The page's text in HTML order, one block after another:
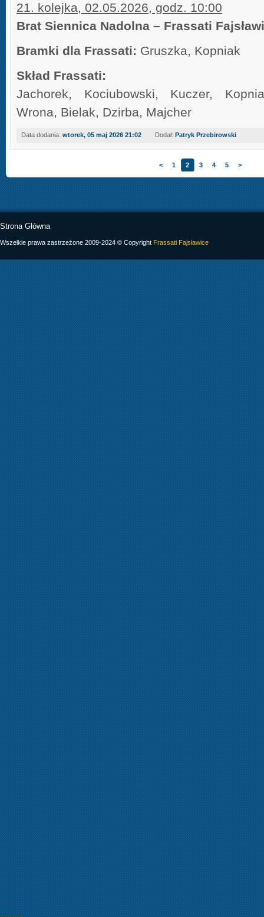
21. kolejka, 02.05.2026, godz. 10:00
Brat Siennica Nadolna – Frassati
Bramki dla Frassati: Gruszka, Kopniak
Skład Frassati:
Jachorek, Kociubowski, Kuczer,
Wrona, Bielak, Dzirba, Majcher
Data dodania: wtorek, 05 maj 2026 21:02 Dodał: Patryk Przebirowski
< 1 2 3 4 5 >
Strona Główna
Wszelkie prawa zastrzeżone 2009-2024 © Copyright Frassati Fajsławice